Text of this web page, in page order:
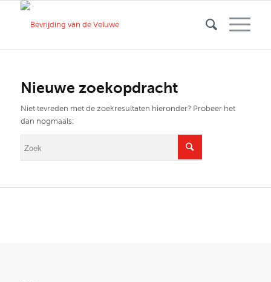
Nieuwe zoekopdracht
Niet tevreden met de zoekresultaten hieronder? Probeer het
dan nogmaals: